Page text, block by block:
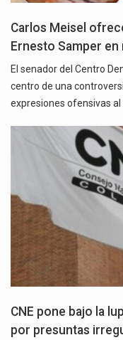
Carlos Meisel
Ernesto Samper
El senador del Centro
centro de una
expresiones ofensivas al
CNE pone bajo la
por presuntas